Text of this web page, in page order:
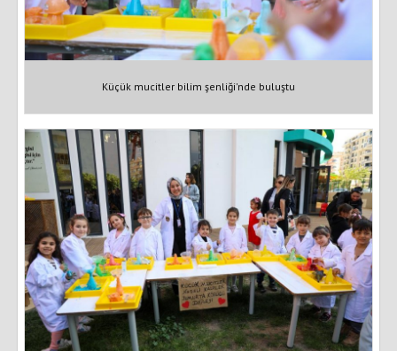
Küçük mucitler bilim şenliği'nde buluştu